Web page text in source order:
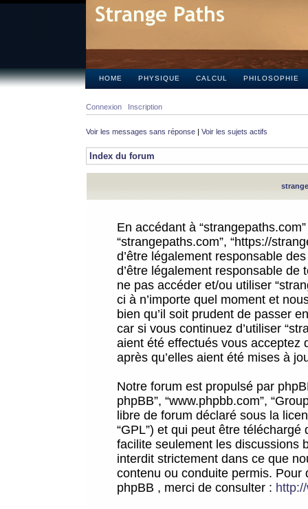
HOME PHYSIQUE CALCUL PHILOSOPHIE
Connexion Inscription
Voir les messages sans réponse | Voir les sujets actifs
Index du forum
En accédant à
“strangepaths.com”, “https://
d’être légalement responsable
d’être légalement responsable
ne pas accéder et/ou utiliser
ci à n’importe quel moment et
bien qu’il soit prudent de passer
car si vous continuez d’utiliser
aient été effectués vous acceptez
après qu’elles aient été mises à
Notre forum est propulsé par
phpBB”, “www.phpbb.com”,
libre de forum déclaré sous la
“GPL”) et qui peut être téléchargé
facilite seulement les discussions
interdit strictement dans ce que
contenu ou conduite permis.
phpBB , merci de consulter :